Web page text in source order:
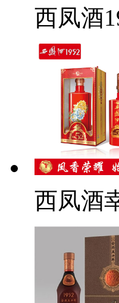
西凤酒
西凤酒